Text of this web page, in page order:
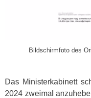
Bildschirmfoto des
Das Ministerkabinett
2024 zweimal